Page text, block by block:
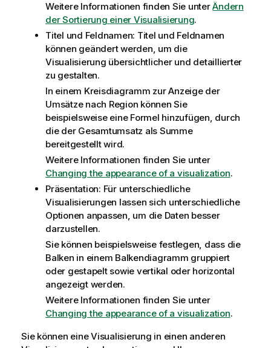
Weitere Informationen finden Sie unterÄndern
der Sortierung einer Visualisierung.
Titel und Feldnamen: Titel und Feldnamen
können geändert werden, um die
Visualisierung übersichtlicher und detaillierter
zu gestalten.
In einem Kreisdiagramm zur Anzeige der
Umsätze nach Region können Sie
beispielsweise eine Formel hinzufügen, durch
die der Gesamtumsatz als Summe
bereitgestellt wird.
Weitere Informationen finden Sie unter
Changing the appearance of a visualization.
Präsentation: Für unterschiedliche
Visualisierungen lassen sich unterschiedliche
Optionen anpassen, um die Daten besser
darzustellen.
Sie können beispielsweise festlegen, dass die
Balken in einem Balkendiagramm gruppiert
oder gestapelt sowie vertikal oder horizontal
angezeigt werden.
Weitere Informationen finden Sie unter
Changing the appearance of a visualization.
Sie können eine Visualisierung in einen anderen